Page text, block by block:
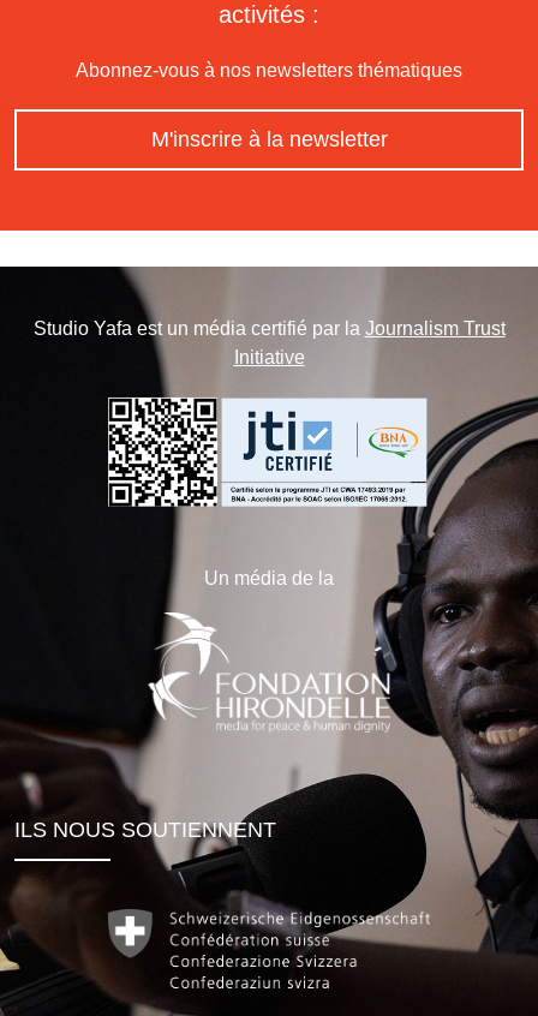
activités :
Abonnez-vous à nos newsletters thématiques
M'inscrire à la newsletter
Studio Yafa est un média certifié par la Journalism Trust
Initiative
Un média de la
ILS NOUS SOUTIENNENT